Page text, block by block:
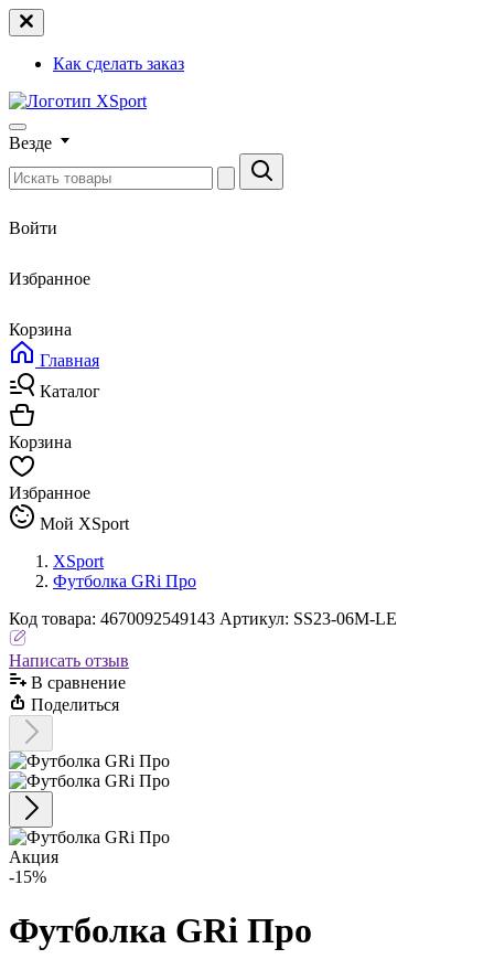
Как сделать заказ
Везде
Войти
Избранное
Корзина
Главная
Каталог
Корзина
Избранное
Мой XSport
XSport
Футболка GRi Про
Код товара: 4670092549143 Артикул: SS23-06M-LE
Написать отзыв
В сравнениe
Поделиться
Акция
-15%
Футболка GRi Про